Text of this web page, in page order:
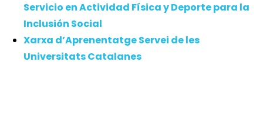
Servicio en Actividad Física y Deporte para la
Inclusión Social
Xarxa d’Aprenentatge Servei de les
Universitats Catalanes